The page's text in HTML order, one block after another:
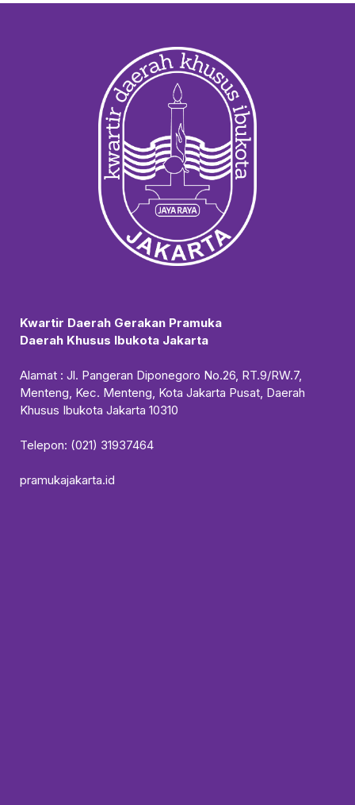
Kwartir Daerah Gerakan Pramuka
Daerah Khusus Ibukota Jakarta
Alamat : Jl. Pangeran Diponegoro No.26, RT.9/RW.7,
Menteng, Kec. Menteng, Kota Jakarta Pusat, Daerah
Khusus Ibukota Jakarta 10310
Telepon: (021) 31937464
pramukajakarta.id